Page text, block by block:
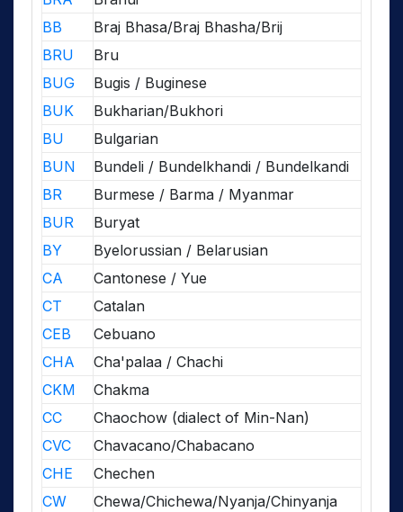
BB
Braj Bhasa/Braj Bhasha/Brij
BRU
Bru
BUG
Bugis / Buginese
BUK
Bukharian/Bukhori
BU
Bulgarian
BUN
Bundeli / Bundelkhandi / Bundelkandi
BR
Burmese / Barma / Myanmar
BUR
Buryat
BY
Byelorussian / Belarusian
CA
Cantonese / Yue
CT
Catalan
CEB
Cebuano
CHA
Cha'palaa / Chachi
CKM
Chakma
CC
Chaochow (dialect of Min-Nan)
CVC
Chavacano/Chabacano
CHE
Chechen
CW
Chewa/Chichewa/Nyanja/Chinyanja